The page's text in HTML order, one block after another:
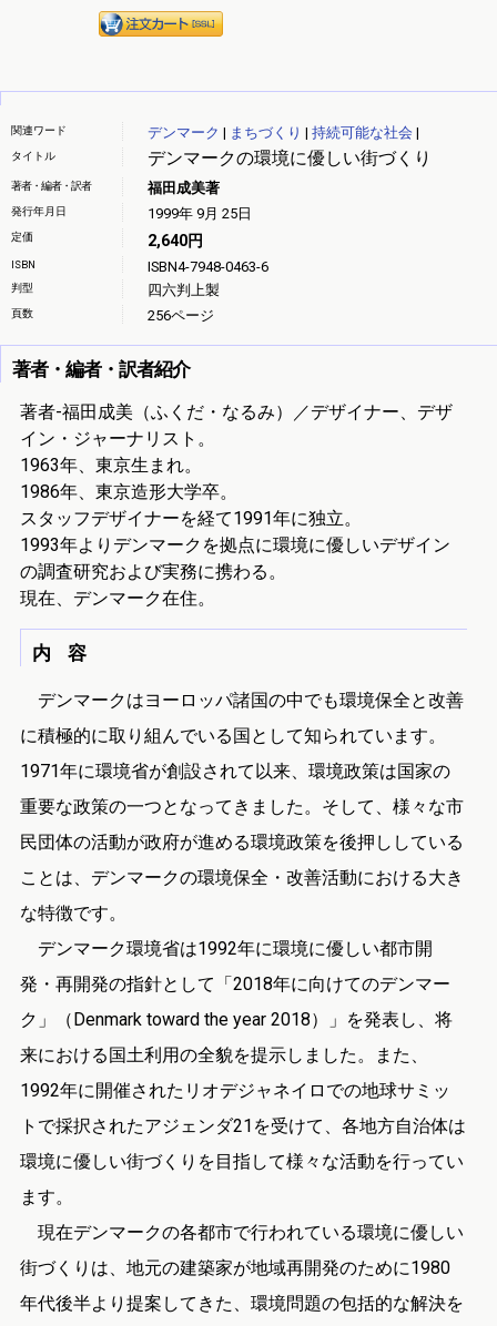
関連ワード デンマーク | まちづくり | 持続可能な社会 |
デンマークの環境に優しい街づくり
タイトル
著者・編者・訳者 福田成美著
発行年月日 1999年 9月 25日
定価 2,640円
ISBN ISBN4-7948-0463-6
判型 四六判上製
頁数 256ページ
著者・編者・訳者紹介
著者-福田成美（ふくだ・なるみ）／デザイナー、デザ
イン・ジャーナリスト。
1963年、東京生まれ。
1986年、東京造形大学卒。
スタッフデザイナーを経て1991年に独立。
1993年よりデンマークを拠点に環境に優しいデザイン
の調査研究および実務に携わる。
現在、デンマーク在住。
内 容
デンマークはヨーロッパ諸国の中でも環境保全と改善
に積極的に取り組んでいる国として知られています。
1971年に環境省が創設されて以来、環境政策は国家の
重要な政策の一つとなってきました。そして、様々な市
民団体の活動が政府が進める環境政策を後押ししている
ことは、デンマークの環境保全・改善活動における大き
な特徴です。
デンマーク環境省は1992年に環境に優しい都市開
発・再開発の指針として「2018年に向けてのデンマー
ク」（Denmark toward the year 2018）」を発表し、将
来における国土利用の全貌を提示しました。また、
1992年に開催されたリオデジャネイロでの地球サミッ
トで採択されたアジェンダ21を受けて、各地方自治体は
環境に優しい街づくりを目指して様々な活動を行ってい
ます。
現在デンマークの各都市で行われている環境に優しい
街づくりは、地元の建築家が地域再開発のために1980
年代後半より提案してきた、環境問題の包括的な解決を